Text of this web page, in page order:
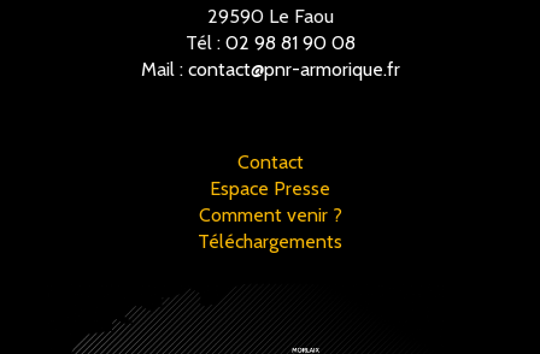
29590 Le Faou
Tél : 02 98 81 90 08
Mail : contact@pnr-armorique.fr
Contact
Espace Presse
Comment venir ?
Téléchargements